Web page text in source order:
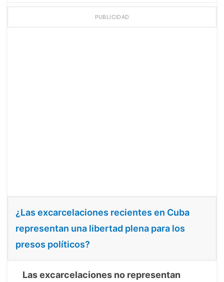
PUBLICIDAD
¿Las excarcelaciones recientes en Cuba
representan una libertad plena para los
presos políticos?
Las excarcelaciones no representan